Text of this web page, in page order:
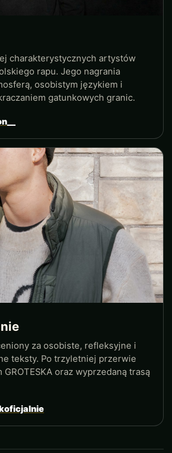
charakterystycznych artystów
rapu. Jego nagrania
osobistym językiem i
gatunkowych granic.
za osobiste, refleksyjne i
teksty. Po trzyletniej przerwie
GROTESKA oraz wyprzedaną trasą